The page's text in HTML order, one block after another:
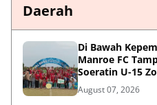
Daerah
Di Bawah
Manroe FC
Soeratin U-15
August 07, 2026